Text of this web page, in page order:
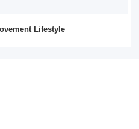
Lifestyle